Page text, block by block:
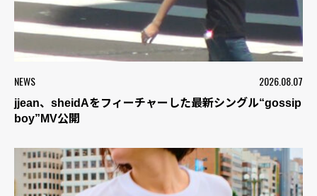
NEWS 2026.08.07
jjean、sheidAをフィーチャーした最新シングル“gossip
boy”MV公開